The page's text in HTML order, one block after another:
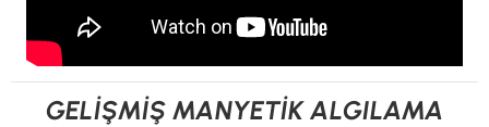
GELİŞMİŞ MANYETİK ALGILAMA